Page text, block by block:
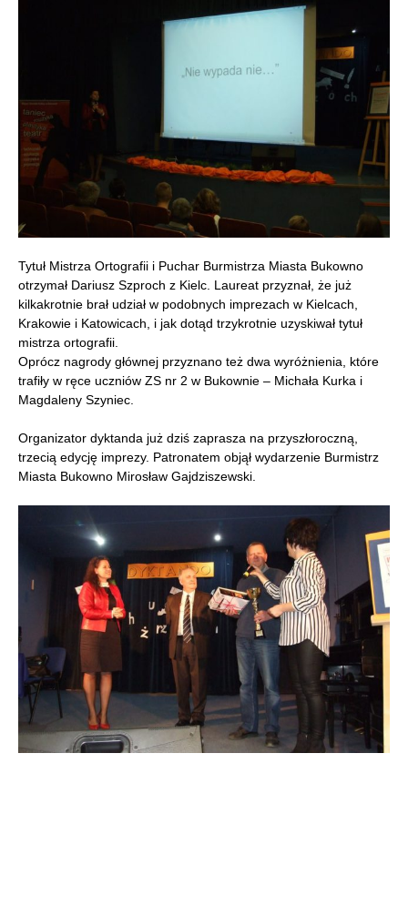
Tytuł Mistrza Ortografii i Puchar Burmistrza Miasta Bukowno
otrzymał Dariusz Szproch z Kielc. Laureat przyznał, że już
kilkakrotnie brał udział w podobnych imprezach w Kielcach,
Krakowie i Katowicach, i jak dotąd trzykrotnie uzyskiwał tytuł
mistrza ortografii.
Oprócz nagrody głównej przyznano też dwa wyróżnienia, które
trafiły w ręce uczniów ZS nr 2 w Bukownie – Michała Kurka i
Magdaleny Szyniec.
Organizator dyktanda już dziś zaprasza na przyszłoroczną,
trzecią edycję imprezy. Patronatem objął wydarzenie Burmistrz
Miasta Bukowno Mirosław Gajdziszewski.